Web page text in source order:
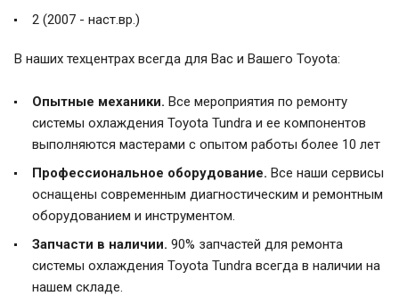
2 (2007 - наст.вр.)
В наших техцентрах всегда для Вас и Вашего Toyota:
Опытные механики. Все мероприятия по ремонту
системы охлаждения Toyota Tundra и ее компонентов
выполняются мастерами с опытом работы более 10 лет
Профессиональное оборудование. Все наши сервисы
оснащены современным диагностическим и ремонтным
оборудованием и инструментом.
Запчасти в наличии. 90% запчастей для ремонта
системы охлаждения Toyota Tundra всегда в наличии на
нашем складе.